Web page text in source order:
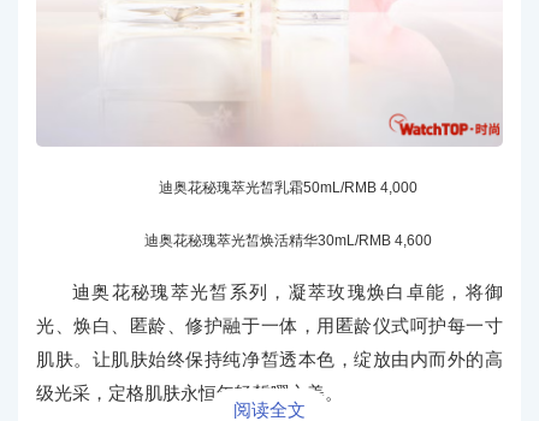
迪奥花秘瑰萃光皙乳霜50mL/RMB 4,000
迪奥花秘瑰萃光皙焕活精华30mL/RMB 4,600
迪奥花秘瑰萃光皙系列，凝萃玫瑰焕白卓能，将御
光、焕白、匿龄、修护融于一体，用匿龄仪式呵护每一寸
肌肤。让肌肤始终保持纯净皙透本色，绽放由内而外的高
级光采，定格肌肤永恒年轻皙曜之美。
阅读全文